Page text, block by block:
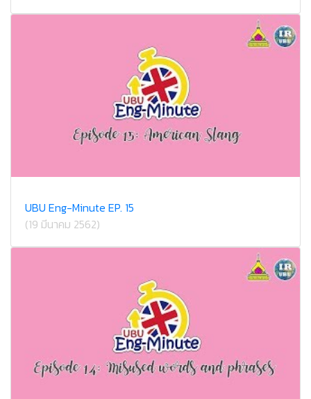
UBU Eng-Minute EP. 15
(19 มีนาคม 2562)